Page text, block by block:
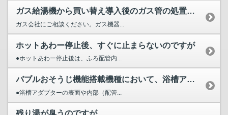
ガス給湯機から買い替え導入後のガス管の処置等はどうすればよ...
ガス会社にご相談ください。ガス機器...
ホットあわー停止後、すぐに止まらないのですが
●ホットあわー停止後は、ふろ配管内...
バブルおそうじ機能搭載機種において、浴槽アダプターがきれい...
●浴槽アダプターの表面や内部（配管...